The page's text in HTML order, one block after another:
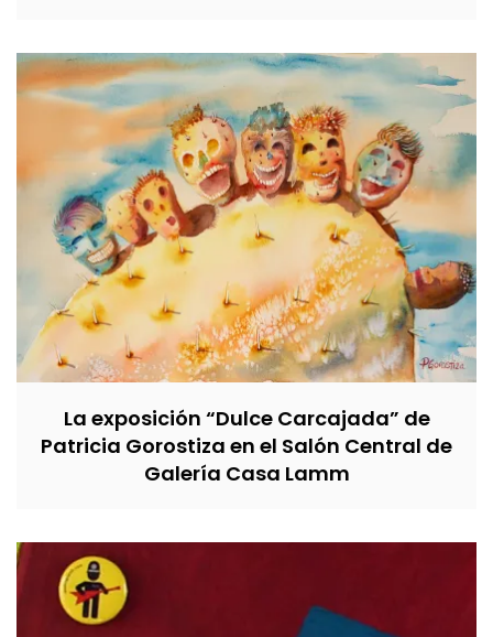
La exposición “Dulce Carcajada” de
Patricia Gorostiza en el Salón Central de
Galería Casa Lamm